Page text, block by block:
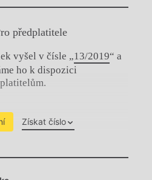
předplatitele
vyšel v čísle „13/2019“ a
ho k dispozici
Získat číslo